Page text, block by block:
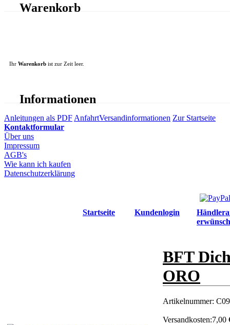
Warenkorb
Ihr Warenkorb ist zur Zeit leer.
Informationen
Anleitungen als PDF AnfahrtVersandinformationen Zur Startseite
Kontaktformular
Über uns
Impressum
AGB's
Wie kann ich kaufen
Datenschutzerklärung
Startseite Kundenlogin
BFT
ORO
Artikelnummer:
Versandkosten:7,00